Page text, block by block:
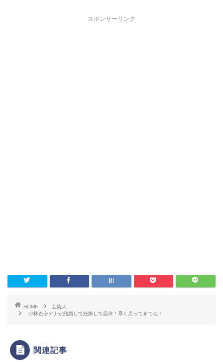
スポンサーリンク
HOME
芸能人
小林杏奈アナが結婚して妊娠して産休！早く戻ってきてね！
関連記事